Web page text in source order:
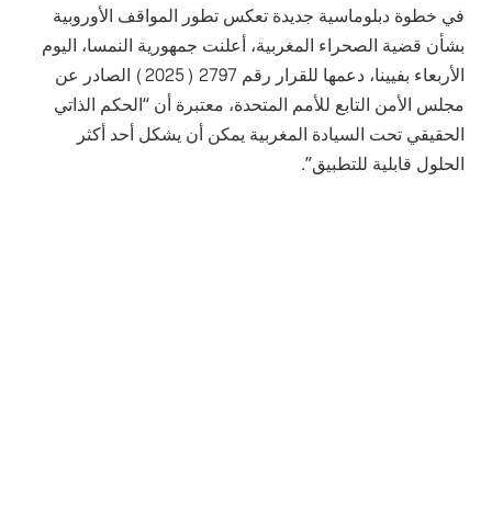
في خطوة دبلوماسية جديدة تعكس تطور المواقف الأوروبية
بشأن قضية الصحراء المغربية، أعلنت جمهورية النمسا، اليوم
الأربعاء بفيينا، دعمها للقرار رقم 2797 (2025) الصادر عن
مجلس الأمن التابع للأمم المتحدة، معتبرة أن “الحكم الذاتي
الحقيقي تحت السيادة المغربية يمكن أن يشكل أحد أكثر
الحلول قابلية للتطبيق”.